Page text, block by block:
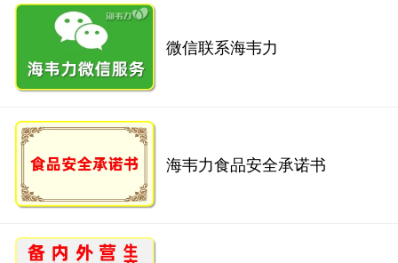
微信联系海韦力
海韦力食品安全承诺书